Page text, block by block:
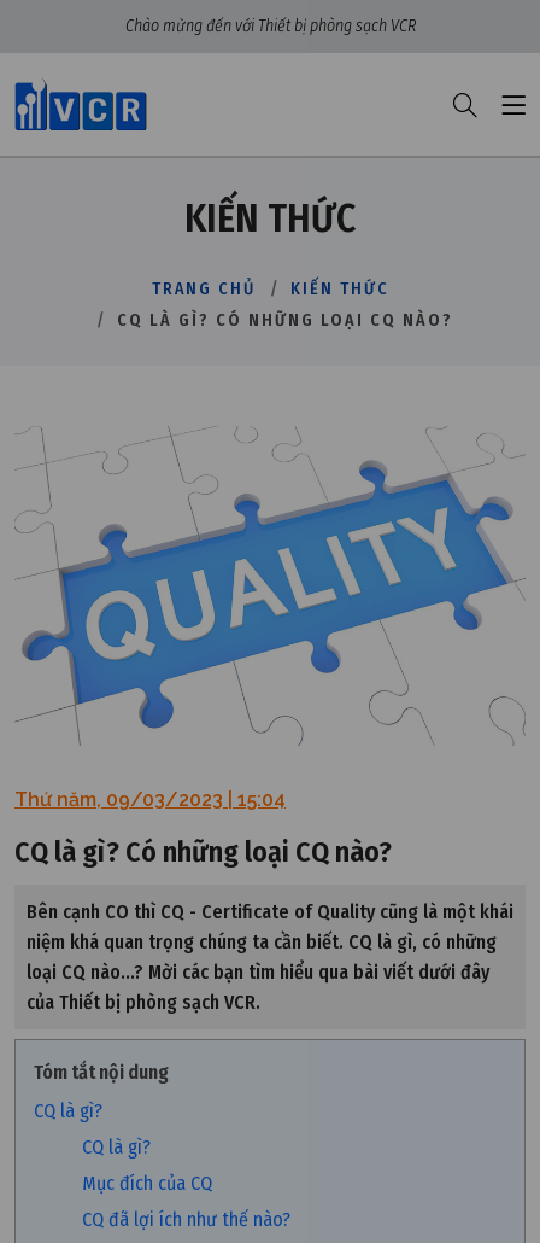
Chào mừng đến với Thiết bị phòng sạch VCR
KIẾN THỨC
TRANG CHỦ
KIẾN THỨC
CQ LÀ GÌ? CÓ NHỮNG LOẠI CQ NÀO?
Thứ năm, 09/03/2023 | 15:04
CQ là gì? Có những loại CQ nào?
Bên cạnh CO thì CQ - Certificate of Quality cũng là một khái
niệm khá quan trọng chúng ta cần biết. CQ là gì, có những
loại CQ nào...? Mời các bạn tìm hiểu qua bài viết dưới đây
của Thiết bị phòng sạch VCR.
Tóm tắt nội dung
CQ là gì?
CQ là gì?
Mục đích của CQ
CQ đã lợi ích như thế nào?